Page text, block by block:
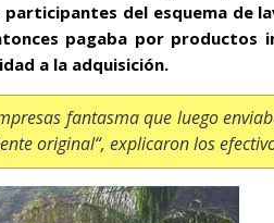
participantes del esquema de
pagaba por productos
a la adquisición.
fantasma que luego
original“, explicaron los